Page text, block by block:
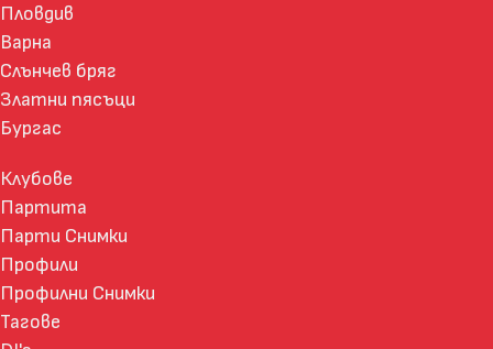
Пловдив
Варна
Слънчев бряг
Златни пясъци
Бургас
Клубове
Партита
Парти Снимки
Профили
Профилни Снимки
Тагове